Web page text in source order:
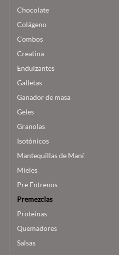
Chocolate
Colágeno
Combos
Creatina
Endulzantes
Galletas
Ganador de masa
Geles
Granolas
Isotónicos
Mantequillas de Maní
Mieles
Pre Entrenos
Premezclas
Proteinas
Quemadores
Salsas